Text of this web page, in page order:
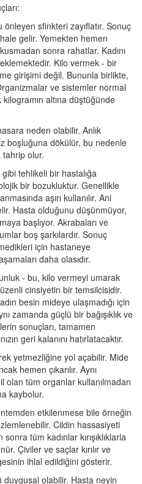
sfinkteri zayıflatır. Sonuç
gelir. Yemekten hemen
sonra rahatlar. Kadını
Kilo vermek - bir
girişimi değil. Bununla birlikte,
ve sistemler normal
kilogramın altına düştüğünde
neden olabilir. Anlık
boşluğuna dökülür, bu nedenle
tahrip olur.
tehlikeli bir hastalığa
bir bozukluktur. Genellikle
aşırı kullanılır. Ani
Hasta olduğunu düşünmüyor,
başlıyor. Akrabaları ve
boş şarkılardır. Sonuç
için hastaneye
daha olasıdır.
- bu, kilo vermeyi umarak
cinsiyetin bir temsilcisidir.
besin mideye ulaşmadığı için
zamanda güçlü bir bağışıklık ve
sonuçları, tamamen
geri kalanını hatırlatacaktır.
yetmezliğine yol açabilir. Mide
hemen çıkarılır. Aynı
olan tüm organlar kullanılmadan
kaybolur.
etkilenmese bile örneğin
Cildin hassasiyeti
tüm kadınlar kırışıklıklarla
Çiviler ve saçlar kırılır ve
ihlal edildiğini gösterir.
olabilir. Hasta neyin